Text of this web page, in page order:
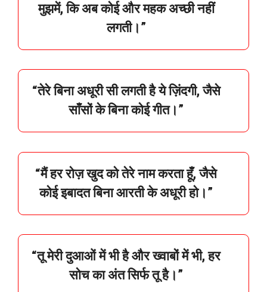
मुझमें,किअबकोईऔरमहकअच्छीनहीं
लगती।”
“तेरेबिनाअधूरीसीलगतीहैयेज़िंदगी,जैसे
साँसोंकेबिनाकोईगीत।”
“मैंहररोज़खुदकोतेरेनामकरताहूँ,जैसे
कोईइबादतबिनाआरतीकेअधूरीहो।”
“तूमेरीदुआओंमेंभीहैऔरख्वाबोंमेंभी,हर
सोचकाअंतसिर्फतूहै।”